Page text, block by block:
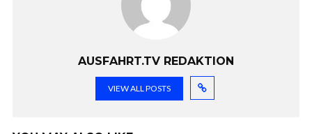
AUSFAHRT.TV REDAKTION
VIEW ALL POSTS